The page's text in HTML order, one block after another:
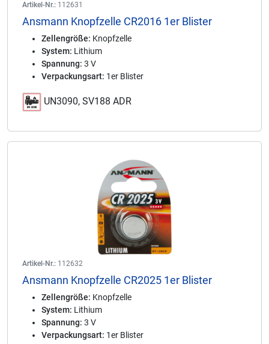
Artikel-Nr.: 112631
Ansmann Knopfzelle CR2016 1er Blister
Zellengröße: Knopfzelle
System: Lithium
Spannung: 3 V
Verpackungsart: 1er Blister
UN3090, SV188 ADR
Artikel-Nr.: 112632
Ansmann Knopfzelle CR2025 1er Blister
Zellengröße: Knopfzelle
System: Lithium
Spannung: 3 V
Verpackungsart: 1er Blister